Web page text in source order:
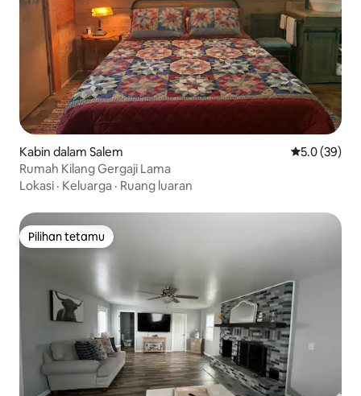
Kabin dalam Salem Penarafan
5.0 (39)
Rumah Kilang Gergaji Lama
Lokasi · Keluarga · Ruang luaran
Pilihan tetamu
Pilihan tetamu